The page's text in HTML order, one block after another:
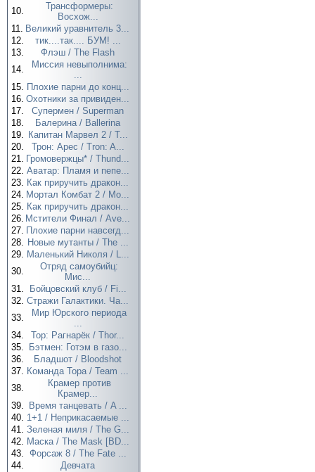
10.
Трансформеры:
Восхож...
11. Великий уравнитель 3...
12.
тик....так.... БУМ! ...
13.
Флэш / The Flash
14.
Миссия невыполнима:
...
15. Плохие парни до конц...
16. Охотники за привиден...
17.
Супермен / Superman
18.
Балерина / Ballerina
19. Капитан Марвел 2 / T...
20.
Трон: Арес / Tron: A...
21. Громовержцы* / Thund...
22. Аватар: Пламя и пепе...
23. Как приручить дракон...
24. Мортал Комбат 2 / Mo...
25. Как приручить дракон...
26. Мстители Финал / Ave...
27. Плохие парни навсегд...
28. Новые мутанты / The ...
29. Маленький Николя / L...
30.
Отряд самоубийц:
Мис...
31.
Бойцовский клуб / Fi...
32. Стражи Галактики. Ча...
33.
Мир Юрского периода
...
34.
Тор: Рагнарёк / Thor...
35.
Бэтмен: Готэм в газо...
36.
Бладшот / Bloodshot
37. Команда Тора / Team ...
38.
Крамер против
Крамер...
39.
Время танцевать / A ...
40. 1+1 / Неприкасаемые ...
41. Зеленая миля / The G...
42. Маска / The Mask [BD...
43. Форсаж 8 / The Fate ...
44.
Девчата